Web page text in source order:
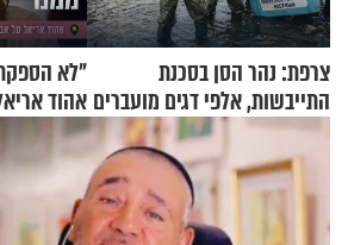
צרפת: נהר הסן בסכנת
התייבשות, אלפי דגים מועברים
במבצעי חילוץ
"לא
אהוד
אריאל ז"ל